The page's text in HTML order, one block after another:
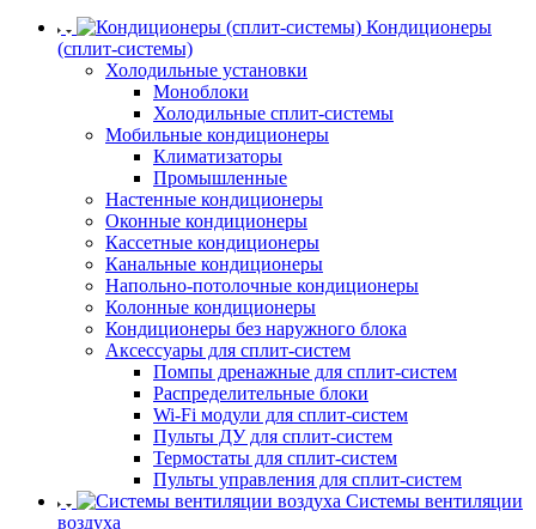
Кондиционеры
(сплит-системы)
Холодильные установки
Моноблоки
Холодильные сплит-системы
Мобильные кондиционеры
Климатизаторы
Промышленные
Настенные кондиционеры
Оконные кондиционеры
Кассетные кондиционеры
Канальные кондиционеры
Напольно-потолочные кондиционеры
Колонные кондиционеры
Кондиционеры без наружного блока
Аксессуары для сплит-систем
Помпы дренажные для сплит-систем
Распределительные блоки
Wi-Fi модули для сплит-систем
Пульты ДУ для сплит-систем
Термостаты для сплит-систем
Пульты управления для сплит-систем
Системы вентиляции
воздуха